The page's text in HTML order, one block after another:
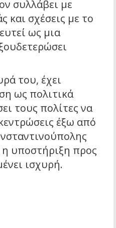
συλλάβει με
και σχέσεις με το
ως μια
του, έχει
ως πολιτικά
τους πολίτες να
έξω από
η υποστήριξη προς
ισχυρή.